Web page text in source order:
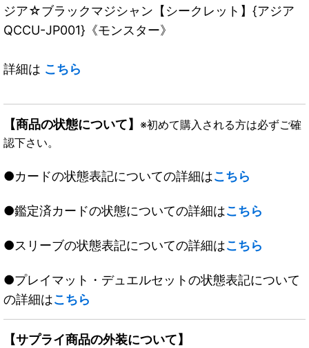
ジア☆ブラックマジシャン【シークレット】{アジア
QCCU-JP001}《モンスター》
詳細は こちら
【商品の状態について】 ※初めて購入される方は必ずご確
認下さい。
●カードの状態表記についての詳細はこちら
●鑑定済カードの状態についての詳細はこちら
●スリーブの状態表記についての詳細はこちら
●プレイマット・デュエルセットの状態表記について
の詳細はこちら
【サプライ商品の外装について】